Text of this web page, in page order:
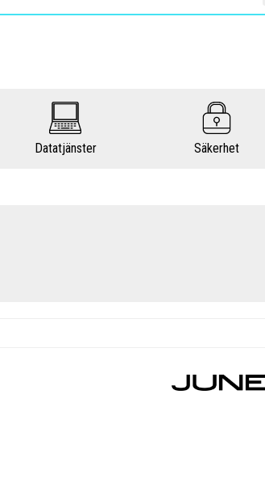
Datatjänster Säkerhet